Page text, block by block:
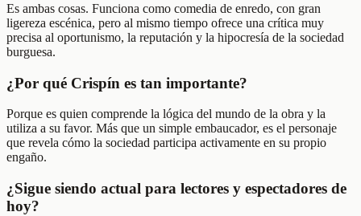
Es ambas cosas. Funciona como comedia de enredo, con gran
ligereza escénica, pero al mismo tiempo ofrece una crítica muy
precisa al oportunismo, la reputación y la hipocresía de la sociedad
burguesa.
¿Por qué Crispín es tan importante?
Porque es quien comprende la lógica del mundo de la obra y la
utiliza a su favor. Más que un simple embaucador, es el personaje
que revela cómo la sociedad participa activamente en su propio
engaño.
¿Sigue siendo actual para lectores y espectadores de
hoy?